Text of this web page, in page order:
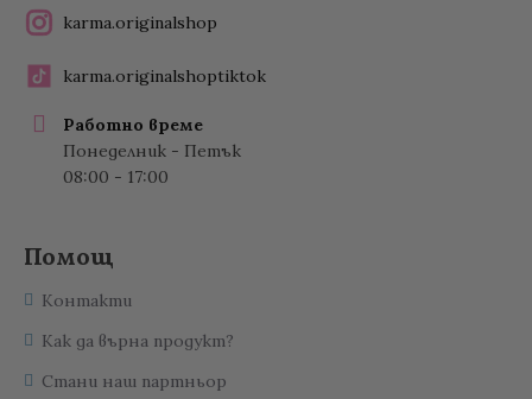
karma.originalshop
karma.originalshoptiktok
Работно време
Понеделник - Петък
08:00 - 17:00
Помощ
Контакти
Как да върна продукт?
Стани наш партньор